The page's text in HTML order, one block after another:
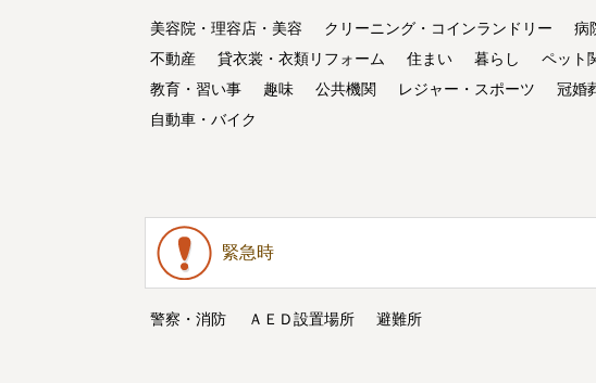
美容院・理容店・美容 クリーニング・コインランドリー
病
不動産
貸衣裳・衣類リフォーム 住まい 暮らし
ペット
教育・習い事
趣味 公共機関 レジャー・スポーツ
冠婚
自動車・バイク
緊急時
警察・消防 ＡＥＤ設置場所 避難所